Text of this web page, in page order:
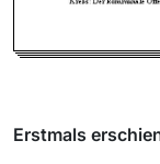
Erstmals